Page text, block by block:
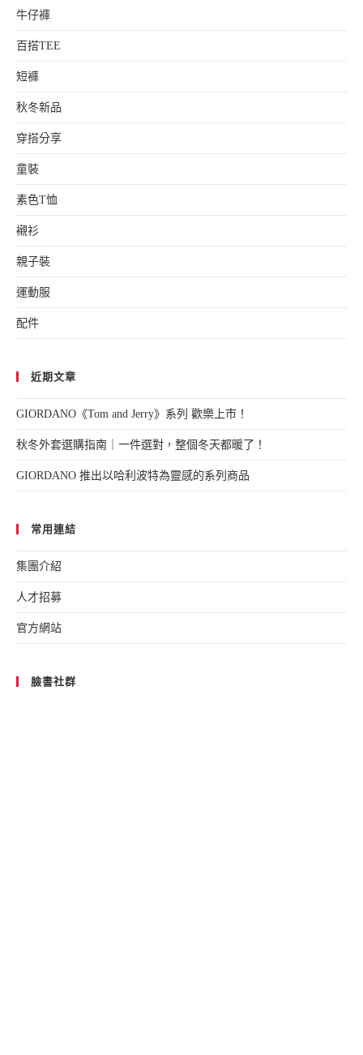
牛仔褲
百搭TEE
短褲
秋冬新品
穿搭分享
童裝
素色T恤
襯衫
親子裝
運動服
配件
近期文章
GIORDANO《Tom and Jerry》系列 歡樂上市！
秋冬外套選購指南｜一件選對，整個冬天都暖了！
GIORDANO 推出以哈利波特為靈感的系列商品
常用連結
集團介紹
人才招募
官方網站
臉書社群